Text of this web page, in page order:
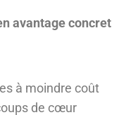
avantage concret
à moindre coût
de cœur